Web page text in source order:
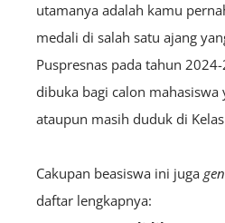
utamanya adalah kamu
medali di salah satu ajang
Puspresnas pada tahun
dibuka bagi calon mahasiswa
ataupun masih duduk di
Cakupan beasiswa ini juga
daftar lengkapnya: